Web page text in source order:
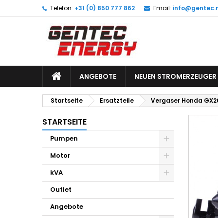
Telefon: +31 (0) 850 777 862 Email:
ANGEBOTE NEUEN STROMERZEUGER
Startseite Ersatzteile Vergaser Honda
STARTSEITE
Pumpen
Motor
kVA
Outlet
Angebote